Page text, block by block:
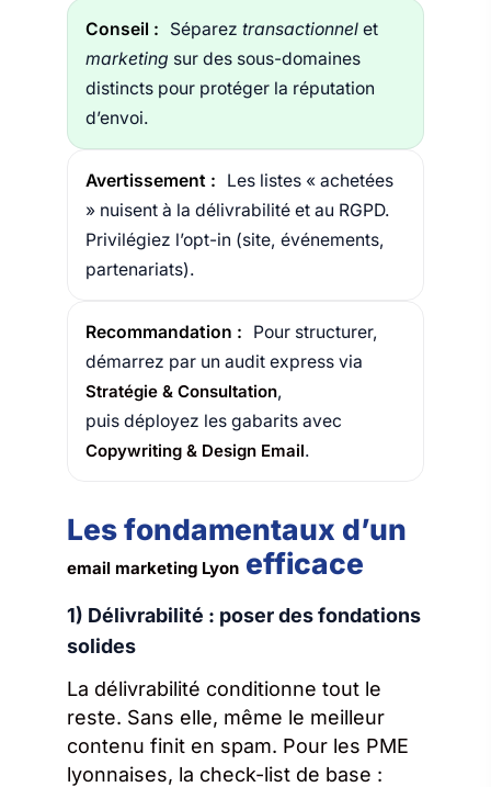
Conseil : Séparez transactionnel et
marketing sur des sous-domaines
distincts pour protéger la réputation
d’envoi.
Avertissement :
Les listes « achetées
» nuisent à la délivrabilité et au RGPD.
Privilégiez l’opt-in (site, événements,
partenariats).
Recommandation :
Pour structurer,
démarrez par un audit express via
Stratégie & Consultation,
puis déployez les gabarits avec
Copywriting & Design Email.
Les fondamentaux d’un
email marketing Lyon efficace
1) Délivrabilité : poser des fondations
solides
La délivrabilité conditionne tout le
reste. Sans elle, même le meilleur
contenu finit en spam. Pour les PME
lyonnaises, la check-list de base :